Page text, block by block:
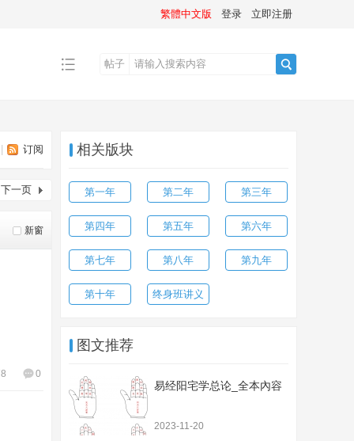
繁體中文版 登录 立即注册
帖子
订阅
下一页
新窗
0
相关版块
第一年 第二年 第三年
第四年 第五年 第六年
第七年 第八年 第九年
第十年 终身班讲义
图文推荐
易经阳宅学总论_全本內容
2023-11-20